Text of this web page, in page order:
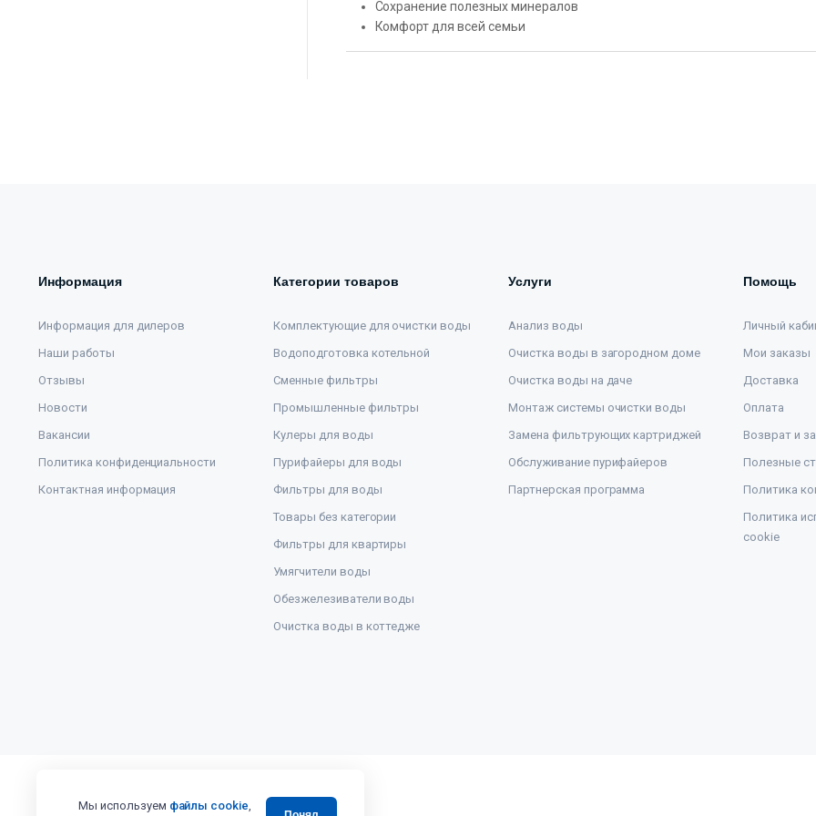
Сохранение полезных минералов
Комфорт для всей семьи
Информация
Информация для дилеров
Наши работы
Отзывы
Новости
Вакансии
Политика конфиденциальности
Контактная информация
Категории товаров
Комплектующие для очистки воды
Водоподготовка котельной
Сменные фильтры
Промышленные фильтры
Кулеры для воды
Пурифайеры для воды
Фильтры для воды
Товары без категории
Фильтры для квартиры
Умягчители воды
Обезжелезиватели воды
Очистка воды в коттедже
Услуги
Анализ воды
Очистка воды в загородном доме
Очистка воды на даче
Монтаж системы очистки воды
Замена фильтрующих картриджей
Обслуживание пурифайеров
Партнерская программа
Помощь
Личный
Мои заказы
Доставка
Оплата
Возврат и
Полезные
Политика
Политика
cookie
Мы используем файлы cookie,